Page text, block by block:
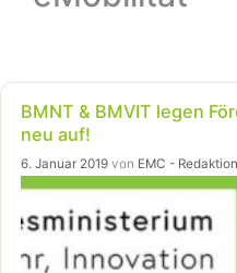
BMNT & BMVIT legen
neu auf!
6. Januar 2019 von EMC -